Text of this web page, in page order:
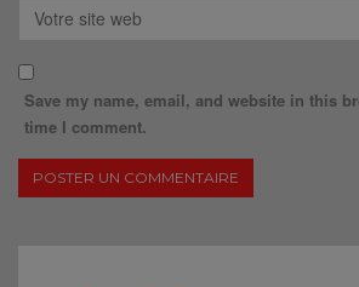
Save my name, email, and website in this
time I comment.